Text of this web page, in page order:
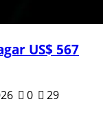
US$ 567
0
29